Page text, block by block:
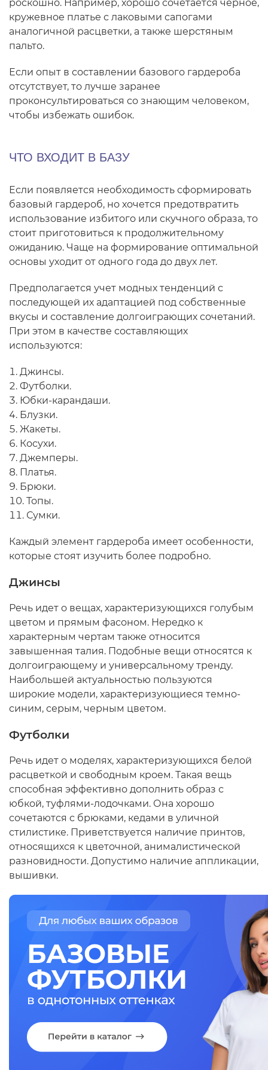
роскошно. Например, хорошо сочетается черное,
кружевное платье с лаковыми сапогами
аналогичной расцветки, а также шерстяным
пальто.
Если опыт в составлении базового гардероба
отсутствует, то лучше заранее
проконсультироваться со знающим человеком,
чтобы избежать ошибок.
ЧТО ВХОДИТ В БАЗУ
Если появляется необходимость сформировать
базовый гардероб, но хочется предотвратить
использование избитого или скучного образа, то
стоит приготовиться к продолжительному
ожиданию. Чаще на формирование оптимальной
основы уходит от одного года до двух лет.
Предполагается учет модных тенденций с
последующей их адаптацией под собственные
вкусы и составление долгоиграющих сочетаний.
При этом в качестве составляющих
используются:
Джинсы.
Футболки.
Юбки-карандаши.
Блузки.
Жакеты.
Косухи.
Джемперы.
Платья.
Брюки.
Топы.
Сумки.
Каждый элемент гардероба имеет особенности,
которые стоят изучить более подробно.
Джинсы
Речь идет о вещах, характеризующихся голубым
цветом и прямым фасоном. Нередко к
характерным чертам также относится
завышенная талия. Подобные вещи относятся к
долгоиграющему и универсальному тренду.
Наибольшей актуальностью пользуются
широкие модели, характеризующиеся темно-
синим, серым, черным цветом.
Футболки
Речь идет о моделях, характеризующихся белой
расцветкой и свободным кроем. Такая вещь
способная эффективно дополнить образ с
юбкой, туфлями-лодочками. Она хорошо
сочетаются с брюками, кедами в уличной
стилистике. Приветствуется наличие принтов,
относящихся к цветочной, анималистической
разновидности. Допустимо наличие аппликации,
вышивки.